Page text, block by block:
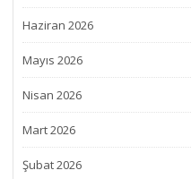
Haziran 2026
Mayıs 2026
Nisan 2026
Mart 2026
Şubat 2026